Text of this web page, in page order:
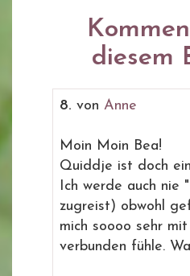
diesem
8. von Anne
Moin Moin Bea!
Quiddje ist doch
Ich werde auch nie
zugreist) obwohl
mich soooo sehr
verbunden fühle.